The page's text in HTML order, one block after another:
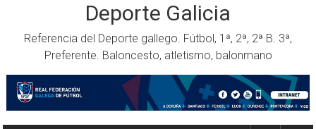
Deporte Galicia
Referencia del Deporte gallego. Fútbol, 1ª, 2ª, 2ª B. 3ª,
Preferente. Baloncesto, atletismo, balonmano